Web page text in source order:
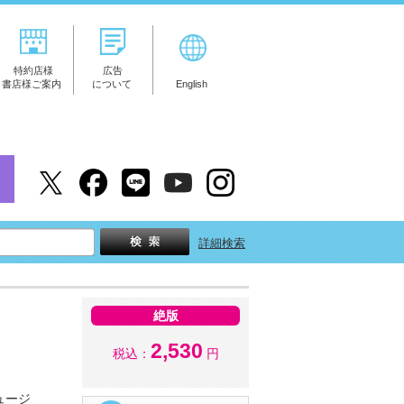
特約店様
書店様ご案内
広告
について
English
詳細検索
ージ
絶版
税込： 2,530 円